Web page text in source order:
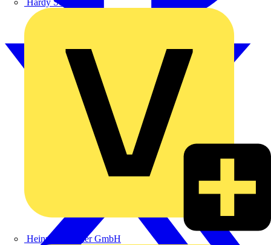
Hardy Schmitz
Heinrich Häusler GmbH